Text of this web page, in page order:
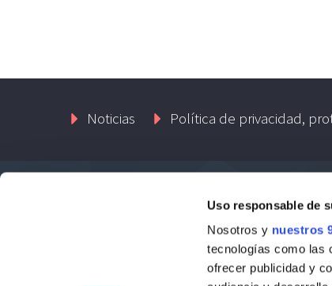
Uso responsable de
Nosotros y nuestros
tecnologías como las
ofrecer publicidad y
Noticias Política de privacidad,
Passatge Llaurador, 1-1º 03590 Altea